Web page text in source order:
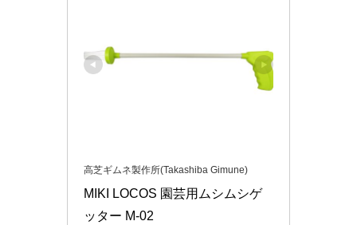
高芝ギムネ製作所(Takashiba Gimune)
MIKI LOCOS 園芸用ムシムシゲ
ッター M-02